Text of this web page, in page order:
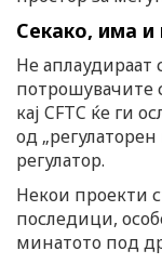
Секако, има и
Не аплаудираат
потрошувачите
кај CFTC ќе ги
од
регулатор.
Некои проекти
последици,
минатото под